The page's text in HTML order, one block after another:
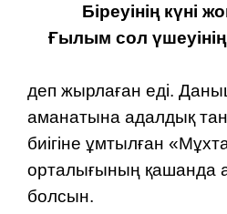
Біреуінің күні
Ғылым сол үшеуінің
деп жырлаған еді.
аманатына адалдық
биігіне ұмтылған
орталығының қашанда
болсын.